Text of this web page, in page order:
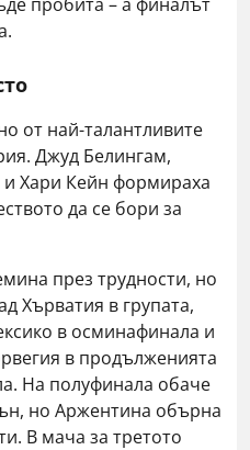
от най-талантливите
Джуд Белингам,
Хари Кейн формираха
да се бори за
през трудности, но
Хърватия в групата,
в осминафинала и
в продълженията
На полуфинала обаче
но Аржентина обърна
В мача за третото